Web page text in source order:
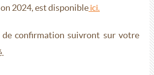
2024, est disponibleici.
de confirmation suivront sur votre